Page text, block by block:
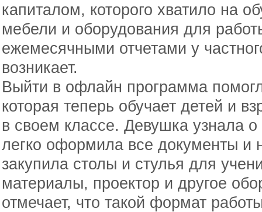
капиталом, которого хватило на
мебели и оборудования для
ежемесячными отчетами у
возникает.
Выйти в офлайн программа
которая теперь обучает детей и
в своем классе. Девушка узнала
легко оформила все документы и
закупила столы и стулья для
материалы, проектор и другое
отмечает, что такой формат